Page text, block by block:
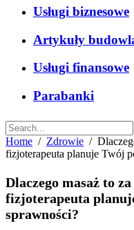
Usługi biznesowe
Artykuły
Usługi finansowe
Parabanki
Home / Zdrowie /
fizjoterapeuta planuje Twój
Dlaczego masaż to
fizjoterapeuta
sprawności?